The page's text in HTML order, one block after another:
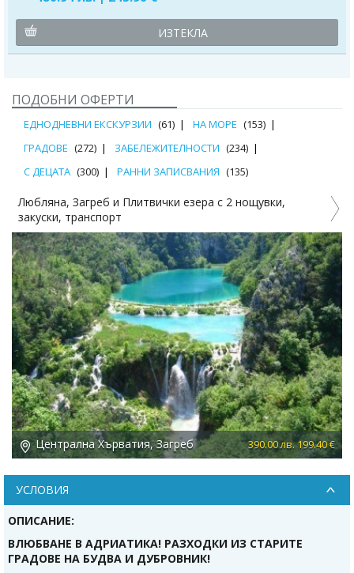
ИЗТЕКЛА
ПОДОБНИ ОФЕРТИ
ЕДНОДНЕВНИ ЕКСКУРЗИИ (61) НА МОРЕ (153)
ГРАДОВЕ (272) ЗАБЕЛЕЖИТЕЛНОСТИ (234)
С ДЕЦАТА (300) РАННИ ЗАПИСВАНИЯ (135)
Любляна, Загреб и Плитвички езера с 2 нощувки,
закуски, транспорт
Централна Хърватия, Загреб 390.00 лв. 199.40 €
УСЛОВИЯ
ОПИСАНИЕ:
ВЛЮБВАНЕ В АДРИАТИКА! РАЗХОДКИ ИЗ СТАРИТЕ
ГРАДОВЕ НА БУДВА И ДУБРОВНИК!